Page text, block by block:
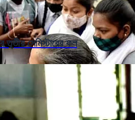
তৃতীয় সেমিস্টারের ফল